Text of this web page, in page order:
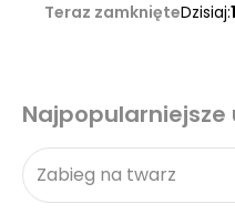
Teraz zamknięteDzisiaj:
Najpopularniejsze
Zabieg na twarz